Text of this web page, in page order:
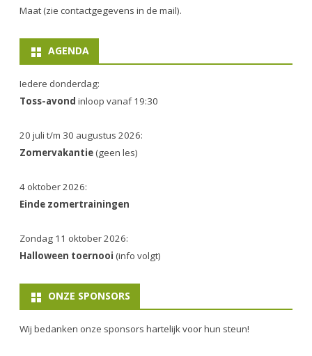
Maat (zie contactgegevens in de mail).
AGENDA
Iedere donderdag:
Toss-avond inloop vanaf 19:30
20 juli t/m 30 augustus 2026:
Zomervakantie(geen les)
4 oktober 2026:
Einde zomertrainingen
Zondag 11 oktober 2026:
Halloween toernooi (info volgt)
ONZE SPONSORS
Wij bedanken onze sponsors hartelijk voor hun steun!